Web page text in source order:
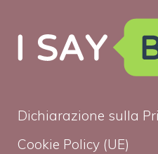
Dichiarazione sulla
Cookie Policy (UE)